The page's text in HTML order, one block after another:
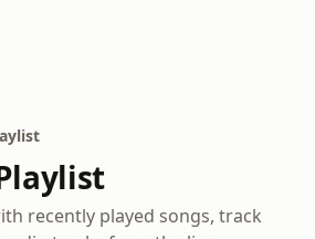
recently played songs, track